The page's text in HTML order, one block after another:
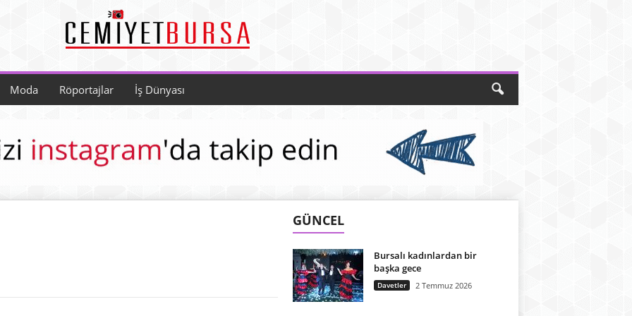
Moda Röportajlar İş Dünyası
GÜNCEL
Bursalı kadınlardan bir
başka gece
Davetler 2 Temmuz 2026